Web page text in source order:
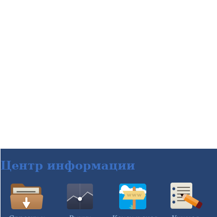
Центр информации